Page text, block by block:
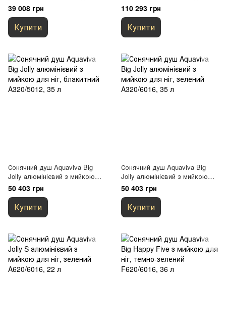
червоний A620/3027, 22 л
39 008 грн
Купити
блакитний D320/5012, 30 л
110 293 грн
Купити
Сонячний душ Aquaviva Big
Jolly алюмінієвий з мийкою
для ніг, блакитний A320/5012,
35 л
50 403 грн
Купити
Сонячний душ Aquaviva Big
Jolly алюмінієвий з мийкою
для ніг, зелений A320/6016, 35
л
50 403 грн
Купити